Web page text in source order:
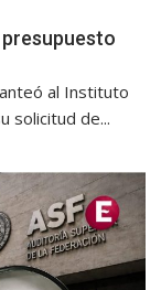
al Instituto
solicitud de...